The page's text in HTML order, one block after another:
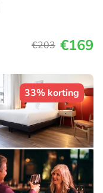
€203 €169
33% korting